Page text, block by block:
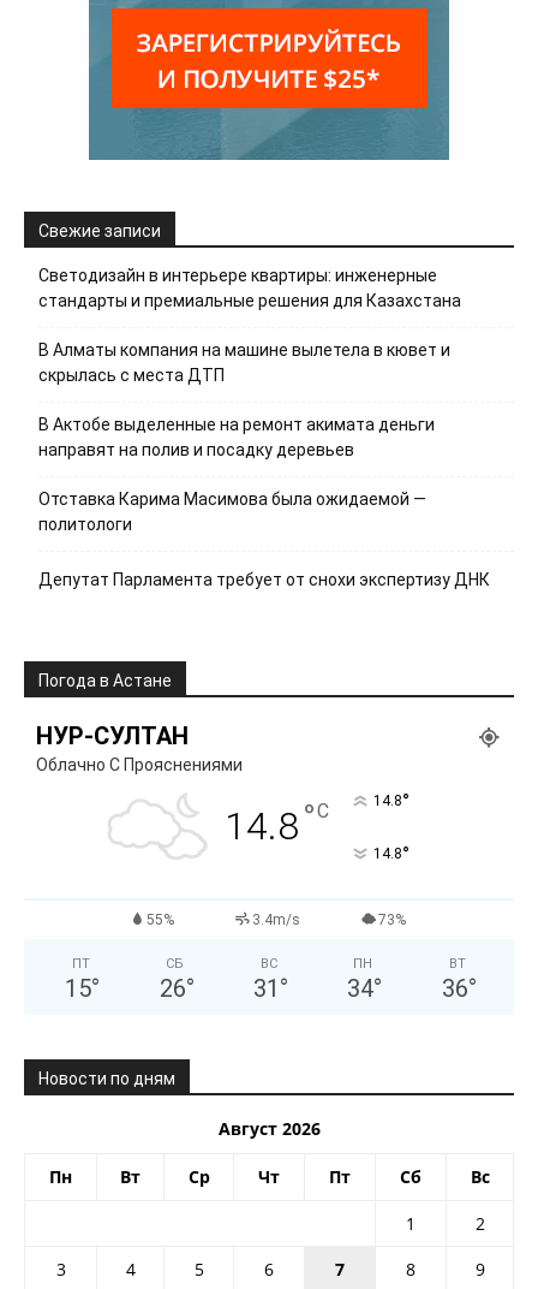
Свежие записи
Светодизайн в интерьере квартиры: инженерные
стандарты и премиальные решения для Казахстана
В Алматы компания на машине вылетела в кювет и
скрылась с места ДТП
В Актобе выделенные на ремонт акимата деньги
направят на полив и посадку деревьев
Отставка Карима Масимова была ожидаемой —
политологи
Депутат Парламента требует от снохи экспертизу ДНК
Погода в Астане
НУР-СУЛТАН
Облачно С Прояснениями
14.8°C 14.8°
14.8°
55% 3.4m/s 73%
ПТ
15°
СБ
26°
ВС
31 °
ПН
34°
ВТ
36°
Новости по дням
Август 2026
Пн Вт Ср Чт Пт Сб Вс
1
2
3
4 5 6 7 8
9